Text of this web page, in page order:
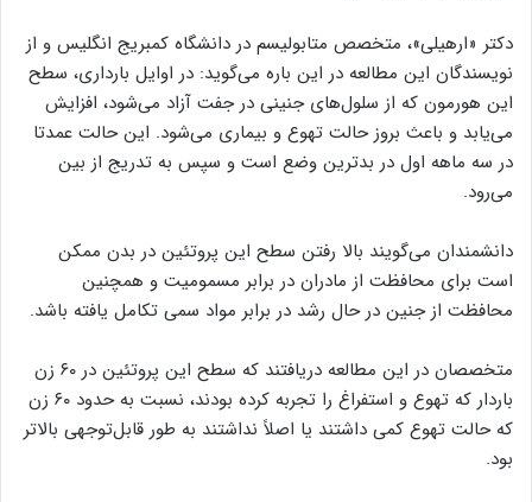
دکتر «ارهیلی»، متخصص متابولیسم در دانشگاه کمبریج انگلیس و از
نویسندگان این مطالعه در این باره می‌گوید: در اوایل بارداری، سطح
این هورمون که از سلول‌های جنینی در جفت آزاد می‌شود، افزایش
می‌یابد و باعث بروز حالت تهوع و بیماری می‌شود. این حالت عمدتا
در سه ماهه اول در بدترین وضع است و سپس به تدریج از بین
می‌رود.
دانشمندان می‌گویند بالا رفتن سطح این پروتئین در بدن ممکن
است برای محافظت از مادران در برابر مسمومیت و همچنین
محافظت از جنین در حال رشد در برابر مواد سمی تکامل یافته باشد.
متخصصان در این مطالعه دریافتند که سطح این پروتئین در ۶۰ زن
باردار که تهوع و استفراغ را تجربه کرده‌ بودند، نسبت به حدود ۶۰ زن
که حالت تهوع کمی داشتند یا اصلاً نداشتند به طور قابل‌توجهی بالاتر
بود.